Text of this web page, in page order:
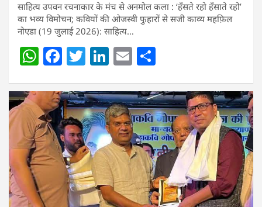
साहित्य उपवन रचनाकार के मंच से अनमोल कला : ‘हॅंसते रहो हॅंसाते रहो’
का भव्य विमोचन; कवियों की ओजस्वी फुहारों से सजी काव्य महफ़िल
नोएडा (19 जुलाई 2026): साहित्य…
W
at
s
A
p
p
F
c
e
b
o
o
k
T
itt
er
Li
k
e
dI
n
E
ai
l
ar
e